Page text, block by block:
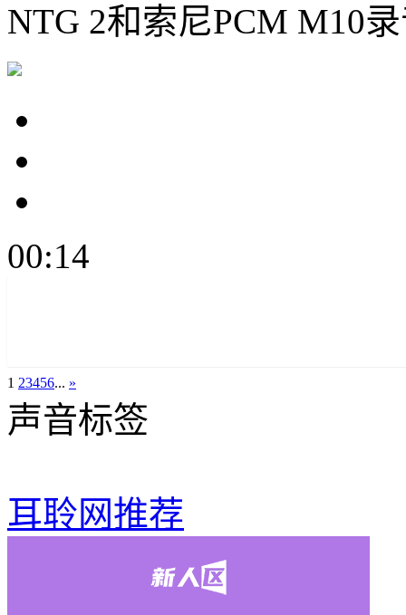
NTG 2和索尼PCM M10
00:14
1 23456... »
声音标签
耳聆网推荐